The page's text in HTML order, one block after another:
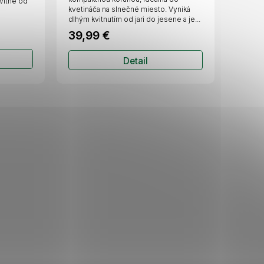
39,99 €
Detail
kvetináča na slnečné miesto. Vyniká
dlhým kvitnutím od jari do jesene a je...